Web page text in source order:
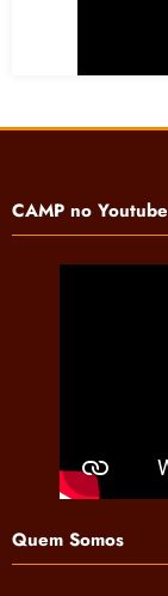
CAMP no Youtube
Quem Somos